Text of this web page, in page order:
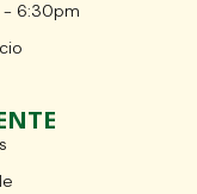
- 6:30pm